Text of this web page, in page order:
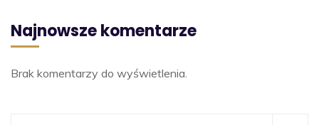
Najnowsze komentarze
Brak komentarzy do wyświetlenia.